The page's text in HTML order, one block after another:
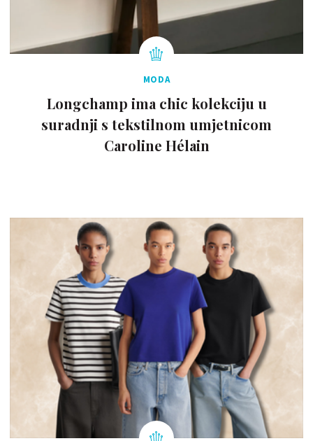
MODA
Longchamp ima chic kolekciju u
suradnji s tekstilnom umjetnicom
Caroline Hélain